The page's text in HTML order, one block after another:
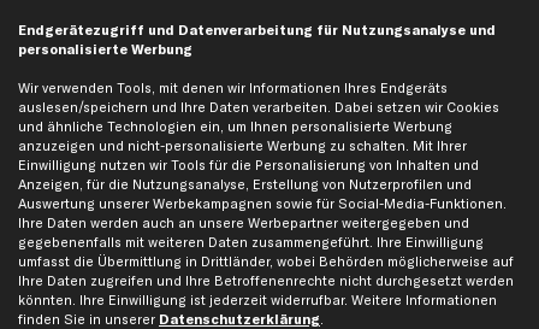
Renault Ersatzteile
Skoda Ersatzteile
VW Ersatzteile
Social Media
Jetzt APP Downloaden
Endgerätezugriff und Datenverarbeitung für Nutzungsanalyse und
personalisierte Werbung
Wir verwenden Tools, mit denen wir Informationen Ihres Endgeräts
auslesen/speichern und Ihre Daten verarbeiten. Dabei setzen wir Cookies
und ähnliche Technologien ein, um Ihnen personalisierte Werbung
anzuzeigen und nicht-personalisierte Werbung zu schalten. Mit Ihrer
Einwilligung nutzen wir Tools für die Personalisierung von Inhalten und
Anzeigen, für die Nutzungsanalyse, Erstellung von Nutzerprofilen und
Auswertung unserer Werbekampagnen sowie für Social-Media-Funktionen.
Ihre Daten werden auch an unsere Werbepartner weitergegeben und
gegebenenfalls mit weiteren Daten zusammengeführt. Ihre Einwilligung
umfasst die Übermittlung in Drittländer, wobei Behörden möglicherweise auf
Ihre Daten zugreifen und Ihre Betroffenenrechte nicht durchgesetzt werden
könnten. Ihre Einwilligung ist jederzeit widerrufbar. Weitere Informationen
finden Sie in unserer Datenschutzerklärung.